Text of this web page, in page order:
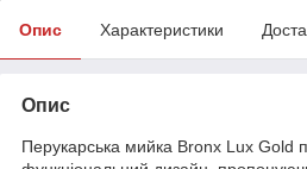
Опис Характеристики
Опис
Перукарська мийка Bronx Lux Gold